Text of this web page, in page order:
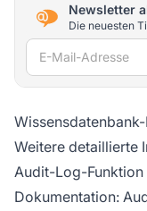
Newsletter
Die neuesten
E-Mail-Adresse
Weitere detaillierte
Audit-Log-Funktion
Dokumentation: